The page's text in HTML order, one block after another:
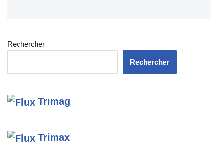
Rechercher
Rechercher
Trimag
Trimax